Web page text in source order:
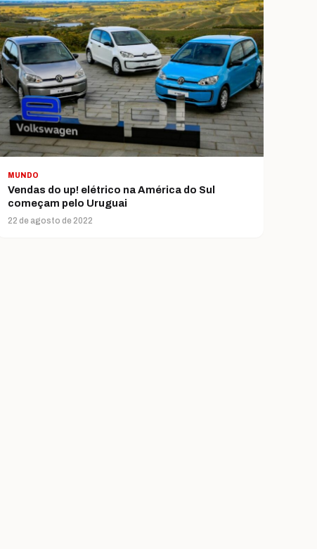
MUNDO
Vendas do up! elétrico na América do Sul
começam pelo Uruguai
22 de agosto de 2022